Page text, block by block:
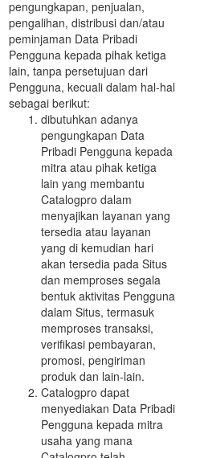
pengungkapan, penjualan,
pengalihan, distribusi dan/atau
peminjaman Data Pribadi
Pengguna kepada pihak ketiga
lain, tanpa persetujuan dari
Pengguna, kecuali dalam hal-hal
sebagai berikut:
dibutuhkan adanya
pengungkapan Data
Pribadi Pengguna kepada
mitra atau pihak ketiga
lain yang membantu
Catalogpro dalam
menyajikan layanan yang
tersedia atau layanan
yang di kemudian hari
akan tersedia pada Situs
dan memproses segala
bentuk aktivitas Pengguna
dalam Situs, termasuk
memproses transaksi,
verifikasi pembayaran,
promosi, pengiriman
produk dan lain-lain.
Catalogpro dapat
menyediakan Data Pribadi
Pengguna kepada mitra
usaha yang mana